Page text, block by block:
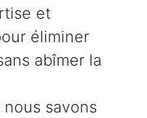
et
éliminer
abîmer la
savons